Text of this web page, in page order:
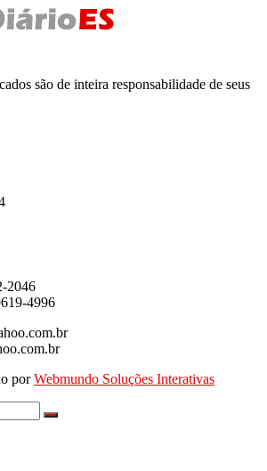
são de inteira responsabilidade de seus
2046
4996
porWebmundo Soluções Interativas